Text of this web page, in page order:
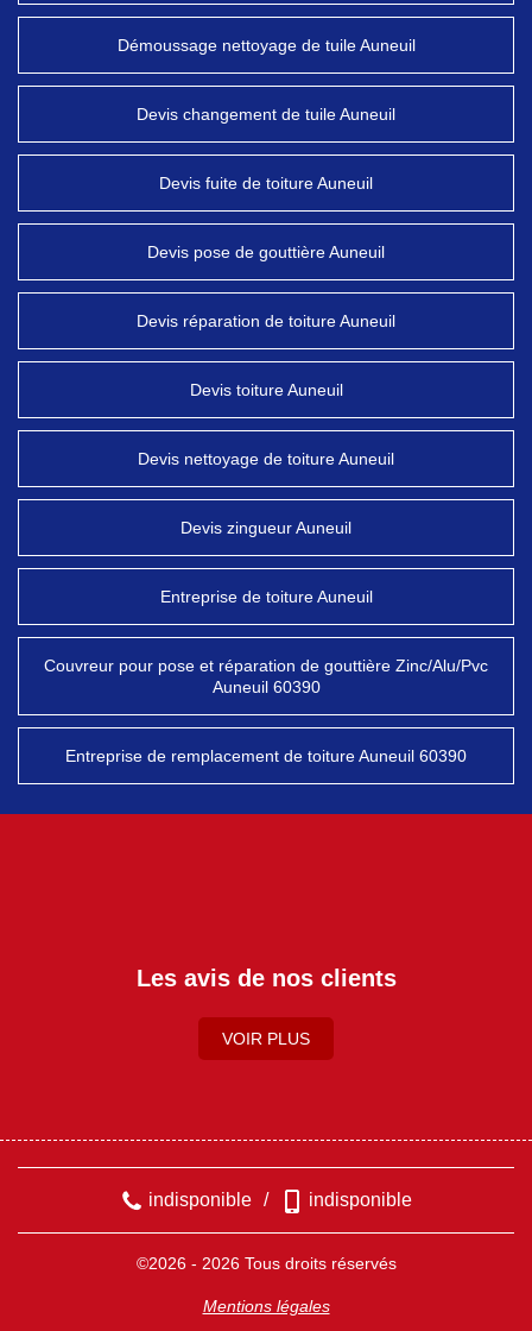
Démoussage nettoyage de tuile Auneuil
Devis changement de tuile Auneuil
Devis fuite de toiture Auneuil
Devis pose de gouttière Auneuil
Devis réparation de toiture Auneuil
Devis toiture Auneuil
Devis nettoyage de toiture Auneuil
Devis zingueur Auneuil
Entreprise de toiture Auneuil
Couvreur pour pose et réparation de gouttière Zinc/Alu/Pvc
Auneuil 60390
Entreprise de remplacement de toiture Auneuil 60390
Les avis de nos clients
VOIR PLUS
indisponible / indisponible
©2026 - 2026 Tous droits réservés
Mentions légales